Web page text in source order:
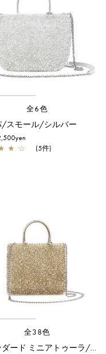
全6色
/スモール/シルバー
★ ☆ (5件)
全38色
スタンダード ミニアトゥーラ/シルバーゴールド